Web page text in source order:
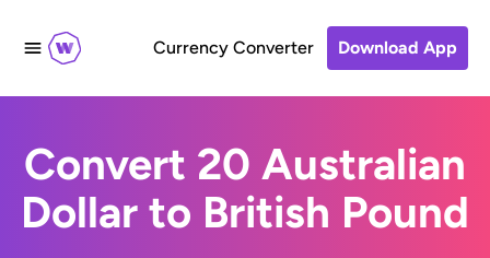
Currency Converter Download App
Convert 20 Australian
Dollar to British Pound